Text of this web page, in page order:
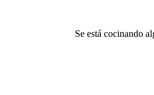
Se está cocinando